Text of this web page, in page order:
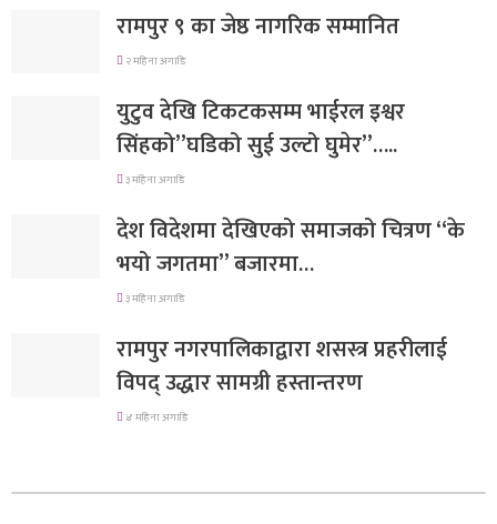
रामपुर ९ का जेष्ठ नागरिक सम्मानित
२ महिना अगाडि
युटुव देखि टिकटकसम्म भाईरल इश्वर
सिंहको”घडिको सुई उल्टो घुमेर”…..
३ महिना अगाडि
देश विदेशमा देखिएको समाजको चित्रण “के
भयो जगतमा” बजारमा…
३ महिना अगाडि
रामपुर नगरपालिकाद्वारा शसस्त्र प्रहरीलाई
विपद् उद्धार सामग्री हस्तान्तरण
४ महिना अगाडि